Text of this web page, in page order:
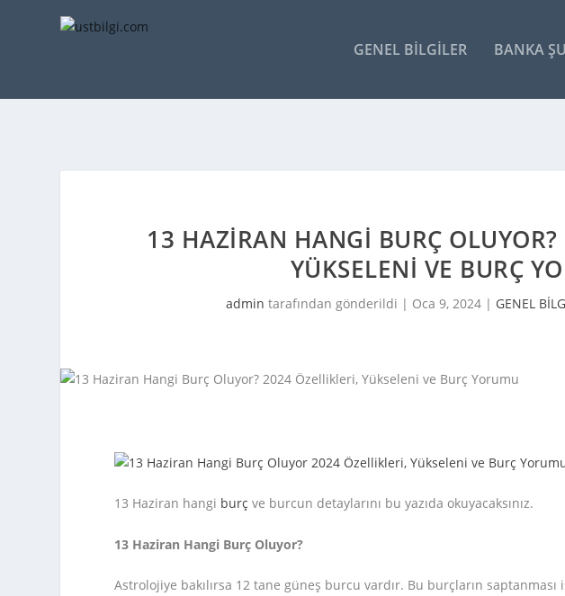
GENEL BILGILER BANKA
13 HAZIRAN HANGI BURÇ
YÜKSELENI VE BURÇ
admin tarafından gönderildi | Oca 9, 2024| GENEL
13 Haziran hangi burç ve burcun detaylarını bu yazıda okuyacaksınız.
13 Haziran Hangi Burç Oluyor?
Astrolojiye bakılırsa 12 tane güneş burcu vardır. Bu burçların saptanması